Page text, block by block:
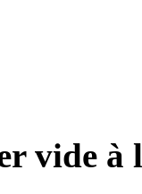
vide à